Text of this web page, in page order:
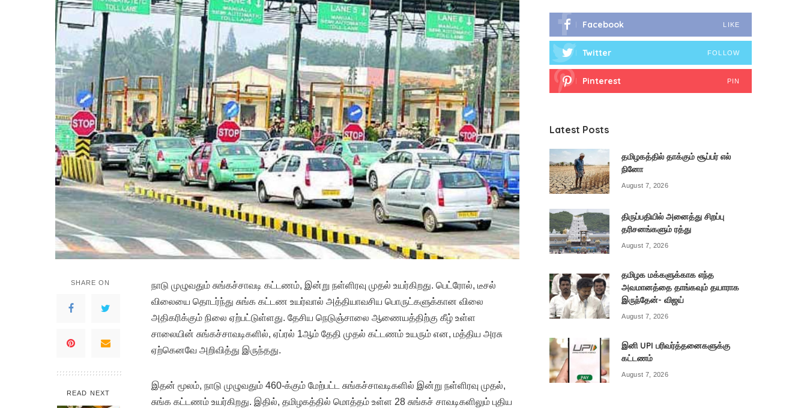
SHARE ON
READ NEXT
நாடு முழுவதும் சுங்கச்சாவடி கட்டணம், இன்று நள்ளிரவு முதல் உயர்கிறது. பெட்ரோல், டீசல்
விலையை தொடர்ந்து சுங்க கட்டண உயர்வால் அத்தியாவசிய பொருட்களுக்கான விலை
அதிகரிக்கும் நிலை ஏற்பட்டுள்ளது. தேசிய நெடுஞ்சாலை ஆணையத்திற்கு கீழ் உள்ள
சாலையின் சுங்கச்சாவடிகளில், ஏப்ரல் 1ஆம் தேதி முதல் கட்டணம் உயரும் என, மத்திய அரசு
ஏற்கெனவே அறிவித்து இருந்தது.
இதன் மூலம், நாடு முழுவதும் 460-க்கும் மேற்பட்ட சுங்கச்சாவடிகளில் இன்று நள்ளிரவு முதல்,
சுங்க கட்டணம் உயர்கிறது. இதில், தமிழகத்தில் மொத்தம் உள்ள 28 சுங்கச் சாவடிகளிலும் புதிய
Facebook LIKE
Twitter FOLLOW
Pinterest PIN
Latest Posts
தமிழகத்தில் தாக்கும் சூப்பர் எல்
நினோ
August 7, 2026
திருப்பதியில் அனைத்து சிறப்பு
தரிசனங்களும் ரத்து
August 7, 2026
தமிழக மக்களுக்காக எந்த
அவமானத்தை தாங்கவும் தயாராக
இருந்தேன்- விஜய்
August 7, 2026
இனி UPI பரிவர்த்தனைகளுக்கு
கட்டணம்
August 7, 2026